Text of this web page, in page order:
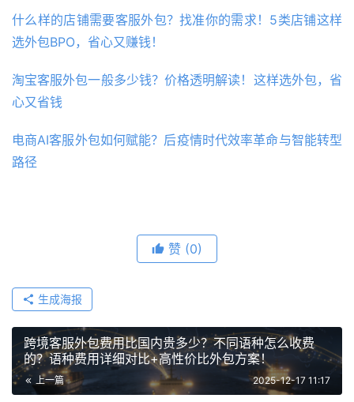
什么样的店铺需要客服外包？找准你的需求！5类店铺这样
选外包BPO，省心又赚钱！
淘宝客服外包一般多少钱？价格透明解读！这样选外包，省
心又省钱
电商AI客服外包如何赋能？后疫情时代效率革命与智能转型
路径
赞 (0)
生成海报
跨境客服外包费用比国内贵多少？不同语种怎么收费
的？语种费用详细对比+高性价比外包方案！
上一篇 2025-12-17 11:17